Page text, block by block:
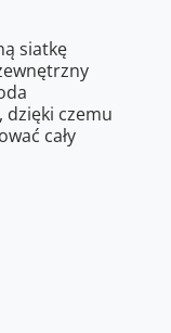
siatkę
czemu
cały